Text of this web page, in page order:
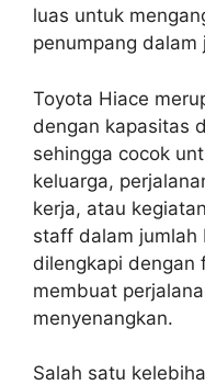
luas untuk
penumpang dalam
Toyota Hiace
dengan kapasitas
sehingga cocok
keluarga,
kerja, atau
staff dalam jumlah
dilengkapi dengan
membuat
menyenangkan.
Salah satu